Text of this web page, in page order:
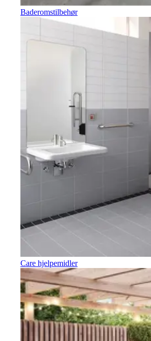
Baderomstilbehør
Care hjelpemidler